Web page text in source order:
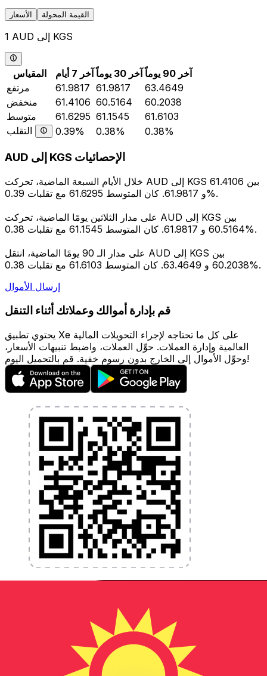
الأسعار القيمة المحولة
1 AUD إلى KGS
المقياس آخر 7 أيام آخر 30 يوماً
آخر 90 يوماً
مرتفع
61.9817 61.9817
63.4649
منخفض
61.4106 60.5164
60.2038
متوسط
61.6295 61.1545
61.6103
التقلب
0.39% 0.38% 0.38%
AUD إلى KGS الإحصائيات
خلال الأيام السبعة الماضية، تحركت AUD إلى KGS بين 61.4106
و 61.9817. كان المتوسط 61.6295 مع تقلبات 0.39%.
على مدار الثلاثين يومًا الماضية، تحركت AUD إلى KGS بين
60.5164 و 61.9817. كان المتوسط 61.1545 مع تقلبات 0.38%.
على مدار الـ 90 يومًا الماضية، انتقل AUD إلى KGS بين
60.2038 و 63.4649. كان المتوسط 61.6103 مع تقلبات 0.38%.
إرسال الأموال
قم بإدارة أموالك وعملاتك أثناء التنقل
يحتوي تطبيق Xe على كل ما تحتاجه لإجراء التحويلات المالية
العالمية وإدارة العملات. حوِّل العملات، واضبط تنبيهات الأسعار،
وحوِّل الأموال إلى الخارج بدون رسوم خفية. قم بالتحميل اليوم!